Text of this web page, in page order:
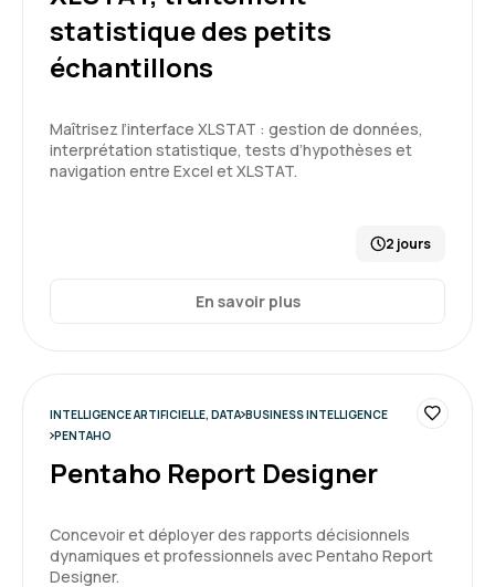
Beatrice G. Le 01/04/2026
Merci au formateur qui a su s'adapter au niveau
simplicité qu'il met à expliquer des notions
complexes
5
Formation : Power BI, expertise
statistique des petits
échantillons
Maîtrisez l’interface XLSTAT : gestion de données,
interprétation statistique, tests d’hypothèses et
navigation entre Excel et XLSTAT.
2 jours
En savoir plus
INTELLIGENCE ARTIFICIELLE, DATA BUSINESS INTELLIGENCE
PENTAHO
Pentaho Report Designer
Concevoir et déployer des rapports décisionnels
dynamiques et professionnels avec Pentaho Report
Designer.